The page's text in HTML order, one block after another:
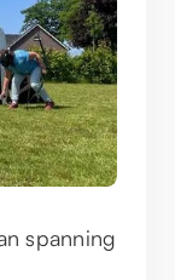
spanning